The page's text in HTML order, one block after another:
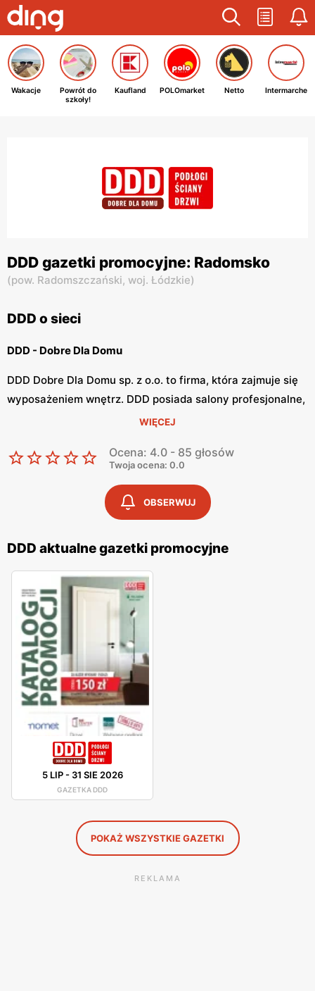
Wakacje
Powrót do
szkoły!
Kaufland POLOmarket Netto Intermarche
DDD gazetki promocyjne: Radomsko
(pow. Radomszczański, woj. Łódzkie)
DDD o sieci
DDD - Dobre Dla Domu
DDD Dobre Dla Domu sp. z o.o. to firma, która zajmuje się
wyposażeniem wnętrz. DDD posiada salony profesjonalne,
które oferują różnorodne produkty do wyposażenia domu.
Balterio, Krono Original, Porta oraz wiele innych.
DDD - szeroki wybór paneli podłogowych
DDD to firma, która oferuje najlepsze produkty w kategorii
podłogowych, paneli ściennych, drzwi oraz inne akcesoria.
Firma zapewnia również pomiar, transport oraz montaż
podłóg i drzwi. Wszystkie te usługi są objęte gwarancją.
Montaż oferowany przez DDD jest certyfikowany oraz
wykonywany przez specjalistów.
DD - katalogi i gazetki promocyjne
DDD posiada własne katalogi, które są wypuszczane
cykliczne. W katalogach są przedstawione nowe kolekcje,
które są wykonane według ostatnich trendów
wyposażenia domu. Promocje i rabaty można również
sprawdzić na stronie internetowej sklepu. Firma często
organizuje wyprzedaże artykułów z kolekcji.
WIĘCEJ
Ocena: 4.0 - 85 głosów
Twoja ocena: 0.0
OBSERWUJ
DDD aktualne gazetki promocyjne
5 LIP- 31 SIE 2026
GAZETKA DDD
POKAŻ WSZYSTKIE GAZETKI
REKLAMA